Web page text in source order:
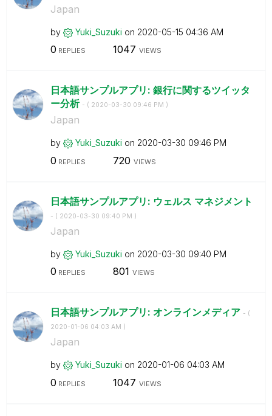
Japan
by Yuki_Suzuki on ‎2020-05-15 04:36 AM
0 REPLIES 1047 VIEWS
日本語サンプルアプリ: 銀行に関するツイッタ
ー分析 - ( ‎2020-03-30 09:46 PM )
Japan
by Yuki_Suzuki on ‎2020-03-30 09:46 PM
0 REPLIES 720 VIEWS
日本語サンプルアプリ: ウェルス マネジメント
- ( ‎2020-03-30 09:40 PM )
Japan
by Yuki_Suzuki on ‎2020-03-30 09:40 PM
0 REPLIES 801 VIEWS
日本語サンプルアプリ: オンラインメディア - (
‎2020-01-06 04:03 AM )
Japan
by Yuki_Suzuki on ‎2020-01-06 04:03 AM
0 REPLIES 1047 VIEWS